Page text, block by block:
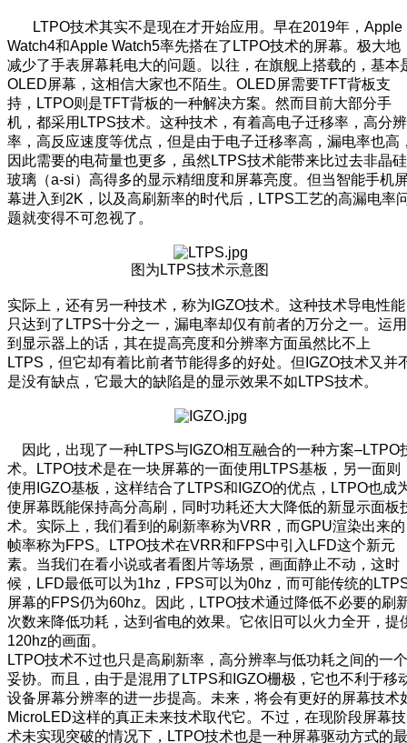
LTPO技术其实不是现在才开始应用。早在2019年，Apple
Watch4和Apple Watch5率先搭在了LTPO技术的屏幕。极大地
减少了手表屏幕耗电大的问题。以往，在旗舰上搭载的，基本
OLED屏幕，这相信大家也不陌生。OLED屏需要TFT背板支
持，LTPO则是TFT背板的一种解决方案。然而目前大部分手
机，都采用LTPS技术。这种技术，有着高电子迁移率，高分辨
率，高反应速度等优点，但是由于电子迁移率高，漏电率也高
因此需要的电荷量也更多，虽然LTPS技术能带来比过去非晶硅
玻璃（a-si）高得多的显示精细度和屏幕亮度。但当智能手机
幕进入到2K，以及高刷新率的时代后，LTPS工艺的高漏电率
题就变得不可忽视了。
图为LTPS技术示意图
实际上，还有另一种技术，称为IGZO技术。这种技术导电性能
只达到了LTPS十分之一，漏电率却仅有前者的万分之一。运用
到显示器上的话，其在提高亮度和分辨率方面虽然比不上
LTPS，但它却有着比前者节能得多的好处。但IGZO技术又并
是没有缺点，它最大的缺陷是的显示效果不如LTPS技术。
因此，出现了一种LTPS与IGZO相互融合的一种方案–LTPO
术。LTPO技术是在一块屏幕的一面使用LTPS基板，另一面则
使用IGZO基板，这样结合了LTPS和IGZO的优点，LTPO也成
使屏幕既能保持高分高刷，同时功耗还大大降低的新显示面板
术。实际上，我们看到的刷新率称为VRR，而GPU渲染出来的
帧率称为FPS。LTPO技术在VRR和FPS中引入LFD这个新元
素。当我们在看小说或者看图片等场景，画面静止不动，这时
候，LFD最低可以为1hz，FPS可以为0hz，而可能传统的
屏幕的FPS仍为60hz。因此，LTPO技术通过降低不必要的刷
次数来降低功耗，达到省电的效果。它依旧可以火力全开，提
120hz的画面。
LTPO技术不过也只是高刷新率，高分辨率与低功耗之间的一个
妥协。而且，由于是混用了LTPS和IGZO栅极，它也不利于移
设备屏幕分辨率的进一步提高。未来，将会有更好的屏幕技术
MicroLED这样的真正未来技术取代它。不过，在现阶段屏幕技
术未实现突破的情况下，LTPO技术也是一种屏幕驱动方式的最